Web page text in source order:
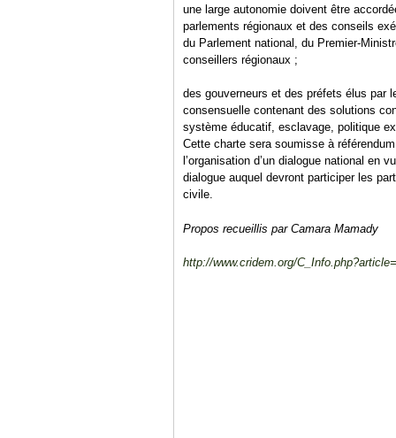
une large autonomie doivent être
parlements régionaux et des conseils
du Parlement national, du Premier-
conseillers régionaux ;
des gouverneurs et des préfets élus par
consensuelle contenant des solutions
système éducatif, esclavage, politique
Cette charte sera soumisse à
l’organisation d’un dialogue national en
dialogue auquel devront participer les
civile.
Propos recueillis par Camara Mamady
http://www.cridem.org/